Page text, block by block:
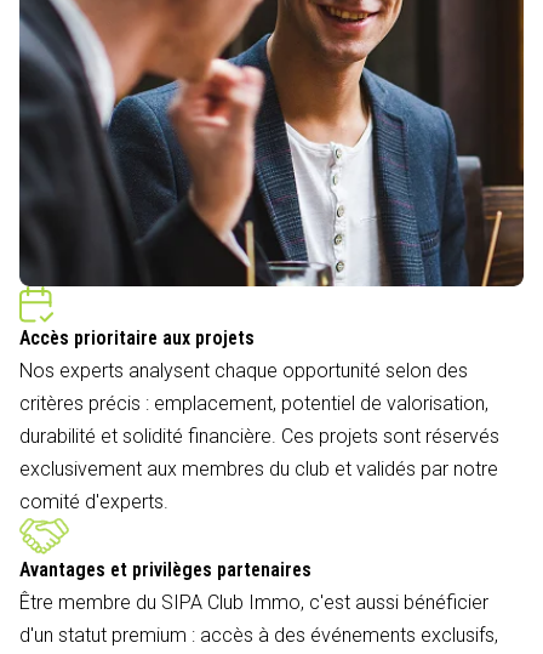
Accès prioritaire aux projets
Nos experts analysent chaque opportunité selon des
critères précis : emplacement, potentiel de valorisation,
durabilité et solidité financière. Ces projets sont réservés
exclusivement aux membres du club et validés par notre
comité d'experts.
Avantages et privilèges partenaires
Être membre du SIPA Club Immo, c'est aussi bénéficier
d'un statut premium : accès à des événements exclusifs,